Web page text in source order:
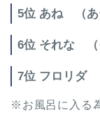
5位 あね （あ
6位 それな （
7位 フロリダ
※お風呂に入る